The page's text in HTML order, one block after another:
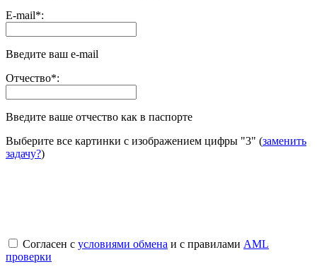
E-mail*:
Введите ваш e-mail
Отчество*:
Введите ваше отчество как в паспорте
Выберите все картинки с изображением цифры "3" (заменить
задачу?)
Согласен с условиями обмена и с правилами AML
проверки